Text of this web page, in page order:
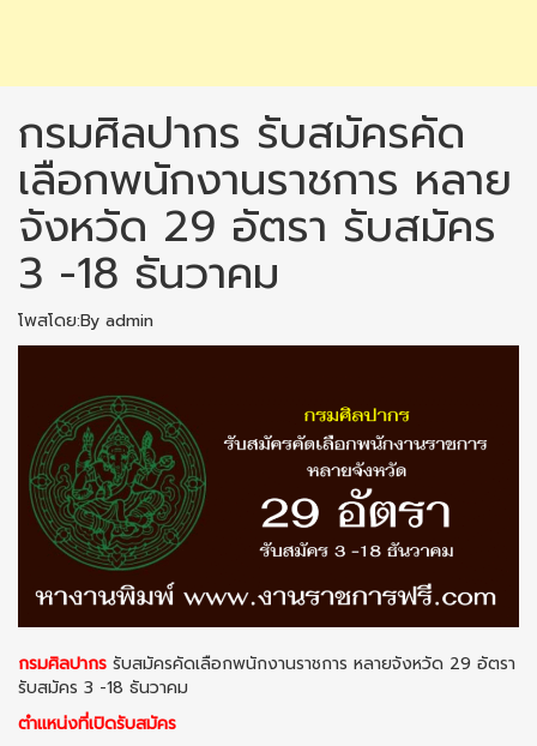
กรมศิลปากร รับสมัครคัด
เลือกพนักงานราชการ หลาย
จังหวัด 29 อัตรา รับสมัคร
3 -18 ธันวาคม
โพสโดย:By admin
กรมศิลปากร รับสมัครคัดเลือกพนักงานราชการ หลายจังหวัด 29 อัตรา
รับสมัคร 3 -18 ธันวาคม
ตำแหน่งที่เปิดรับสมัคร